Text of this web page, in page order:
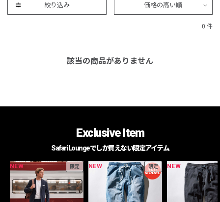
絞り込み 価格の高い順
0 件
該当の商品がありません
Exclusive Item
Safari Loungeでしか買えない限定アイテム
NEW 限定 NEW 限定 NEW